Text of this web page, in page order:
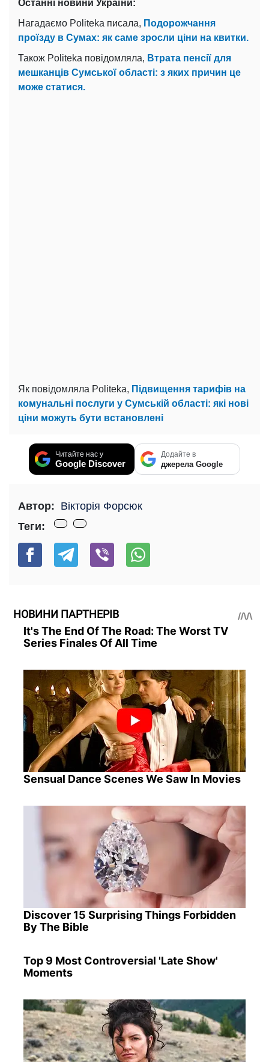
Останні новини України:
Нагадаємо Politeka писала, Подорожчання
проїзду в Сумах: як саме зросли ціни на квитки.
Також Politeka повідомляла, Втрата пенсії для
мешканців Сумської області: з яких причин це
може статися.
Як повідомляла Politeka, Підвищення тарифів на
комунальні послуги у Сумській області: які нові
ціни можуть бути встановлені
Читайте нас у
Google Discover
Додайте в
джерела Google
Автор: Вікторія Форсюк
Теги:
НОВИНИ ПАРТНЕРІВ
It's The End Of The Road: The Worst TV
Series Finales Of All Time
Sensual Dance Scenes We Saw In Movies
Discover 15 Surprising Things Forbidden
By The Bible
Top 9 Most Controversial 'Late Show'
Moments